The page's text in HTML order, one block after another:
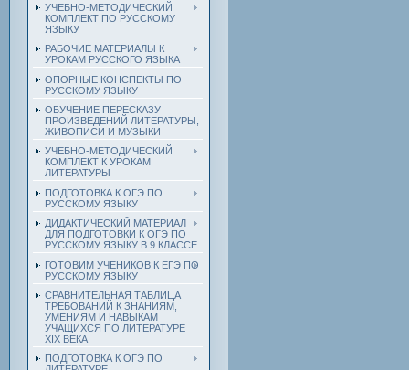
УЧЕБНО-МЕТОДИЧЕСКИЙ
КОМПЛЕКТ ПО РУССКОМУ
ЯЗЫКУ
РАБОЧИЕ МАТЕРИАЛЫ К
УРОКАМ РУССКОГО ЯЗЫКА
ОПОРНЫЕ КОНСПЕКТЫ ПО
РУССКОМУ ЯЗЫКУ
ОБУЧЕНИЕ ПЕРЕСКАЗУ
ПРОИЗВЕДЕНИЙ ЛИТЕРАТУРЫ,
ЖИВОПИСИ И МУЗЫКИ
УЧЕБНО-МЕТОДИЧЕСКИЙ
КОМПЛЕКТ К УРОКАМ
ЛИТЕРАТУРЫ
ПОДГОТОВКА К ОГЭ ПО
РУССКОМУ ЯЗЫКУ
ДИДАКТИЧЕСКИЙ МАТЕРИАЛ
ДЛЯ ПОДГОТОВКИ К ОГЭ ПО
РУССКОМУ ЯЗЫКУ В 9 КЛАССЕ
ГОТОВИМ УЧЕНИКОВ К ЕГЭ ПО
РУССКОМУ ЯЗЫКУ
СРАВНИТЕЛЬНАЯ ТАБЛИЦА
ТРЕБОВАНИЙ К ЗНАНИЯМ,
УМЕНИЯМ И НАВЫКАМ
УЧАЩИХСЯ ПО ЛИТЕРАТУРЕ
ХIХ ВЕКА
ПОДГОТОВКА К ОГЭ ПО